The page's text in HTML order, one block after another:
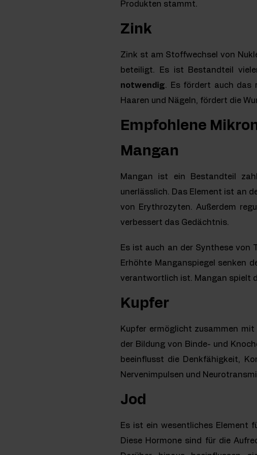
Produkten stammt.
Zink
Zink st am Stoffwechsel von
beteiligt. Es ist Bestandteil
notwendig. Es fördert auch das
Haaren und Nägeln, fördert die
Empfohlene
Mangan
Mangan ist ein Bestandteil
unerlässlich. Das Element ist an
von Erythrozyten. Außerdem
verbessert das Gedächtnis.
Es ist auch an der Synthese von
Erhöhte Manganspiegel senken
verantwortlich ist. Mangan spielt
Kupfer
Kupfer ermöglicht zusammen
der Bildung von Binde- und
beeinflusst die Denkfähigkeit,
Nervenimpulsen und
Jod
Es ist ein wesentliches Element
Diese Hormone sind für die